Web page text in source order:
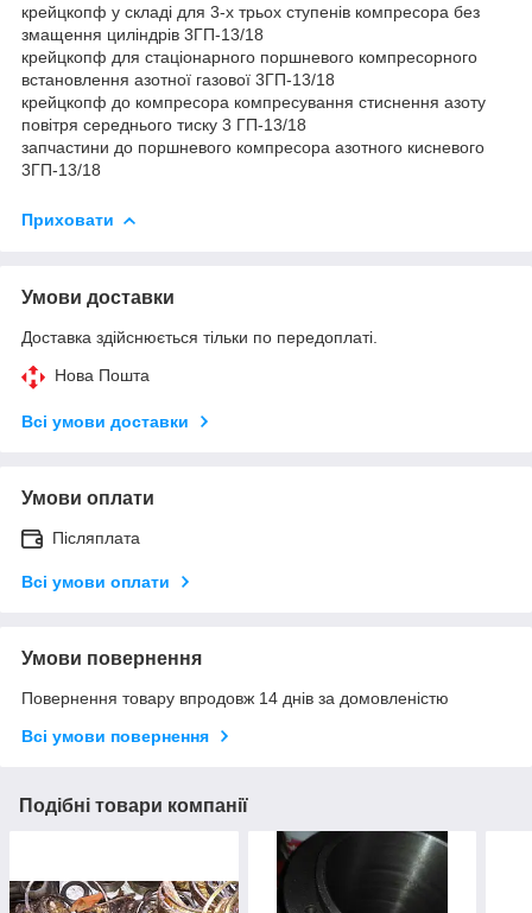
крейцкопф у складі для 3-х трьох ступенів компресора без
змащення циліндрів 3ГП-13/18
крейцкопф для стаціонарного поршневого компресорного
встановлення азотної газової 3ГП-13/18
крейцкопф до компресора компресування стиснення азоту
повітря середнього тиску 3 ГП-13/18
запчастини до поршневого компресора азотного кисневого
3ГП-13/18
Приховати
Умови доставки
Доставка здійснюється тільки по передоплаті.
Нова Пошта
Всі умови доставки
Умови оплати
Післяплата
Всі умови оплати
Умови повернення
Повернення товару впродовж 14 днів за домовленістю
Всі умови повернення
Подібні товари компанії